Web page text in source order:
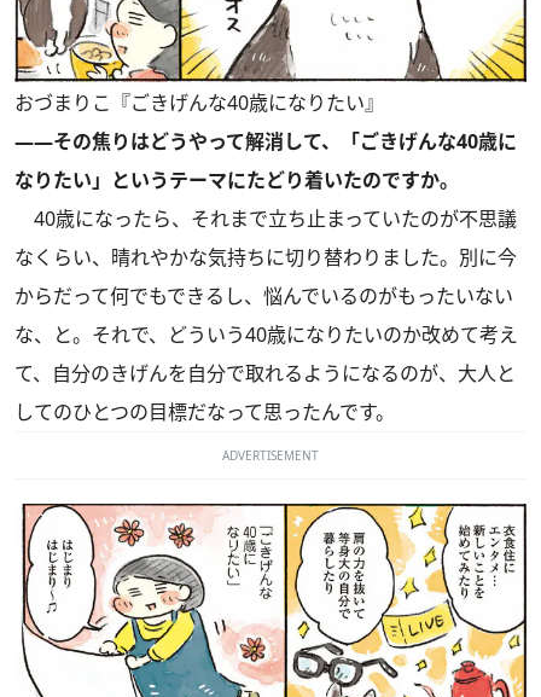
おづまりこ『ごきげんな40歳になりたい』
――その焦りはどうやって解消して、「ごきげんな40歳に
なりたい」というテーマにたどり着いたのですか。
40歳になったら、それまで立ち止まっていたのが不思議
なくらい、晴れやかな気持ちに切り替わりました。別に今
からだって何でもできるし、悩んでいるのがもったいない
な、と。それで、どういう40歳になりたいのか改めて考え
て、自分のきげんを自分で取れるようになるのが、大人と
してのひとつの目標だなって思ったんです。
ADVERTISEMENT